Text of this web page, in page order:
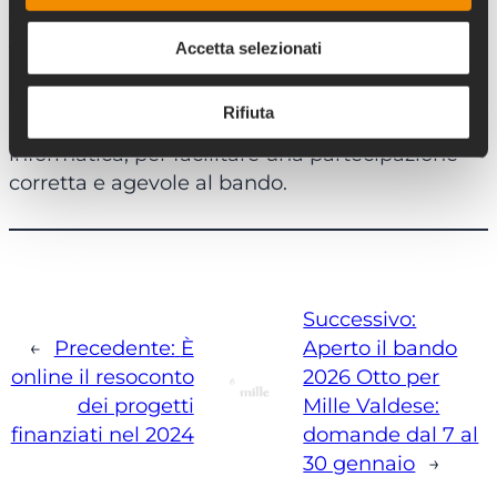
Accetta selezionati
Rifiuta
https://www.ottopermillevaldese.org/bando-
. Qui si trovano, oltre ai requisiti e alle
informazioni necessarie, dettagliate istruzioni
corredate di screenshot che spiegano passo
dopo passo l’utilizzo della piattaforma
informatica, per facilitare una partecipazione
corretta e agevole al bando.
← Precedente: È
online il resoconto
dei progetti
finanziati nel 2024
Successivo:
Aperto il bando
2026 Otto per
Mille Valdese:
domande dal 7 al
30 gennaio →